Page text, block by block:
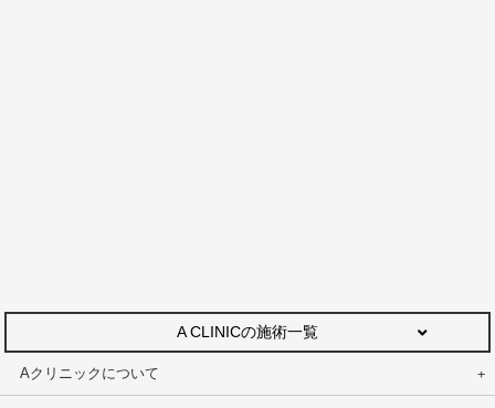
A CLINICの施術一覧
Aクリニックについて